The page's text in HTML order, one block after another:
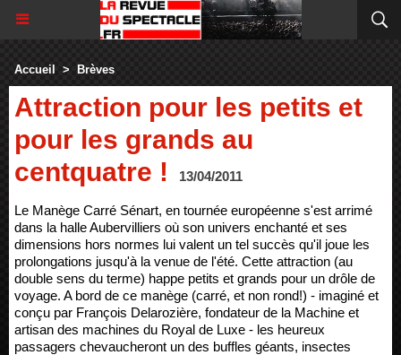
Accueil > Brèves
Attraction pour les petits et
pour les grands au
centquatre !
13/04/2011
Le Manège Carré Sénart, en tournée européenne s'est arrimé
dans la halle Aubervilliers où son univers enchanté et ses
dimensions hors normes lui valent un tel succès qu'il joue les
prolongations jusqu'à la venue de l'été. Cette attraction (au
double sens du terme) happe petits et grands pour un drôle de
voyage. A bord de ce manège (carré, et non rond!) - imaginé et
conçu par François Delarozière, fondateur de la Machine et
artisan des machines du Royal de Luxe - les heureux
passagers chevaucheront un des buffles géants, insectes